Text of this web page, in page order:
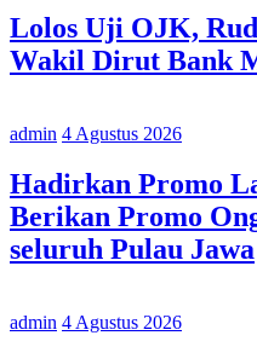
Lolos Uji OJK,
Wakil Dirut Bank
admin 4 Agustus 2026
Hadirkan Promo
Berikan Promo
seluruh Pulau Jawa
admin 4 Agustus 2026